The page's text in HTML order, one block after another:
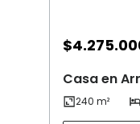
$
Casa en